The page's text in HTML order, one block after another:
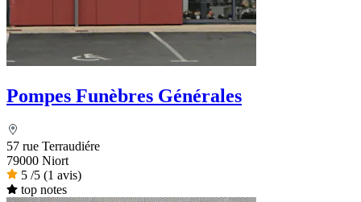
Pompes Funèbres Générales
57 rue Terraudiére
79000 Niort
5 /5 (1 avis)
top notes